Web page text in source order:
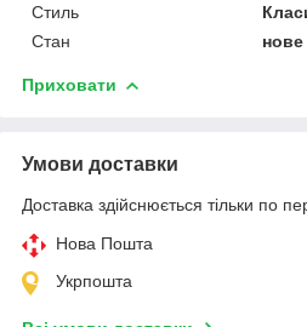
Стиль
Стан
нове
Приховати
Умови доставки
Доставка здійснюється тільки по
Нова Пошта
Укрпошта